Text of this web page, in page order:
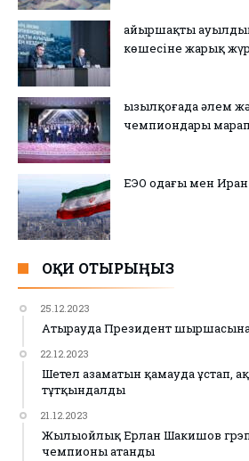
Қайыршақты
көшесіне жарық
Қызылқоғада әлем
чемпиондары
ЕЭО одағы мен Иран
ОҚИ ОТЫРЫҢЫЗ
25.12.2023
Атырауда Президент шыршасына
22.12.2023
Шетел азаматын қамауда ұстап,
тұтқындалды
21.12.2023
Жылыойлық Ерлан Шакишов
чемпионы атанды